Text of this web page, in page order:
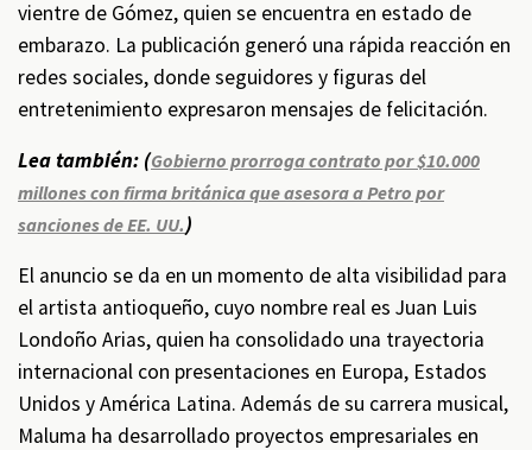
vientre de Gómez, quien se encuentra en estado de
embarazo. La publicación generó una rápida reacción en
redes sociales, donde seguidores y figuras del
entretenimiento expresaron mensajes de felicitación.
Lea también: (Gobierno prorroga contrato por $10.000
millones con firma británica que asesora a Petro por
sanciones de EE. UU.)
El anuncio se da en un momento de alta visibilidad para
el artista antioqueño, cuyo nombre real es Juan Luis
Londoño Arias, quien ha consolidado una trayectoria
internacional con presentaciones en Europa, Estados
Unidos y América Latina. Además de su carrera musical,
Maluma ha desarrollado proyectos empresariales en